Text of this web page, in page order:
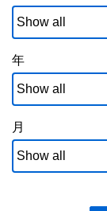
年
月